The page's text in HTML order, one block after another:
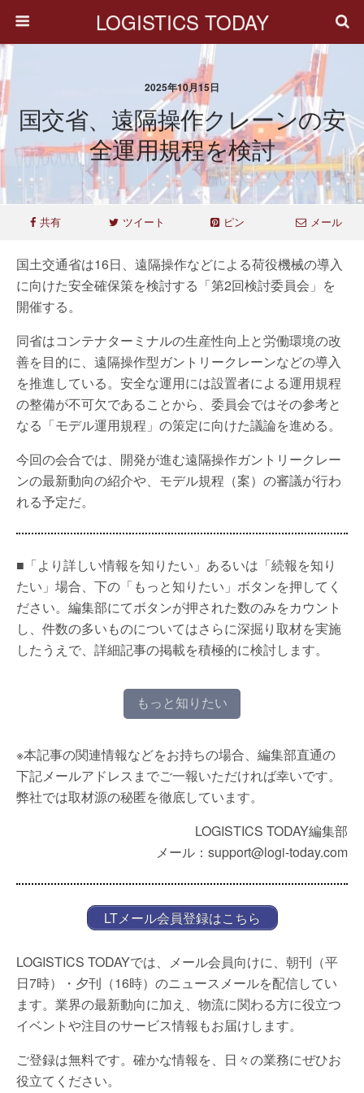
LOGISTICS TODAY
2025年10月15日
国交省、遠隔操作クレーンの安
全運用規程を検討
共有 ツイート ピン メール
国土交通省は16日、遠隔操作などによる荷役機械の導入
に向けた安全確保策を検討する「第2回検討委員会」を
開催する。
同省はコンテナターミナルの生産性向上と労働環境の改
善を目的に、遠隔操作型ガントリークレーンなどの導入
を推進している。安全な運用には設置者による運用規程
の整備が不可欠であることから、委員会ではその参考と
なる「モデル運用規程」の策定に向けた議論を進める。
今回の会合では、開発が進む遠隔操作ガントリークレー
ンの最新動向の紹介や、モデル規程（案）の審議が行わ
れる予定だ。
■「より詳しい情報を知りたい」あるいは「続報を知り
たい」場合、下の「もっと知りたい」ボタンを押してく
ださい。編集部にてボタンが押された数のみをカウント
し、件数の多いものについてはさらに深掘り取材を実施
したうえで、詳細記事の掲載を積極的に検討します。
もっと知りたい
※本記事の関連情報などをお持ちの場合、編集部直通の
下記メールアドレスまでご一報いただければ幸いです。
弊社では取材源の秘匿を徹底しています。
LOGISTICS TODAY編集部
メール：support@logi-today.com
LTメール会員登録はこちら
LOGISTICS TODAYでは、メール会員向けに、朝刊（平
日7時）・夕刊（16時）のニュースメールを配信してい
ます。業界の最新動向に加え、物流に関わる方に役立つ
イベントや注目のサービス情報もお届けします。
ご登録は無料です。確かな情報を、日々の業務にぜひお
役立てください。